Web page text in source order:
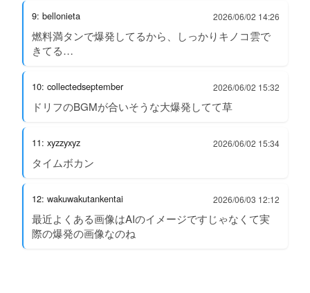
9: bellonieta 2026/06/02 14:26
燃料満タンで爆発してるから、しっかりキノコ雲で
きてる…
10: collectedseptember 2026/06/02 15:32
ドリフのBGMが合いそうな大爆発してて草
11: xyzzyxyz 2026/06/02 15:34
タイムボカン
12: wakuwakutankentai 2026/06/03 12:12
最近よくある画像はAIのイメージですじゃなくて実
際の爆発の画像なのね